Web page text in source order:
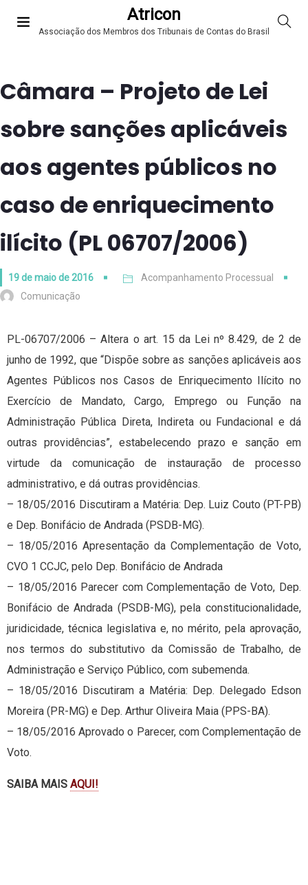
Atricon
Associação dos Membros dos Tribunais de Contas do Brasil
Câmara – Projeto de Lei
sobre sanções aplicáveis
aos agentes públicos no
caso de enriquecimento
ilícito (PL 06707/2006)
19 de maio de 2016
Acompanhamento Processual
Comunicação
PL-06707/2006 – Altera o art. 15 da Lei nº 8.429, de 2 de
junho de 1992, que “Dispõe sobre as sanções aplicáveis aos
Agentes Públicos nos Casos de Enriquecimento Ilícito no
Exercício de Mandato, Cargo, Emprego ou Função na
Administração Pública Direta, Indireta ou Fundacional e dá
outras providências”, estabelecendo prazo e sanção em
virtude da comunicação de instauração de processo
administrativo, e dá outras providências.
– 18/05/2016 Discutiram a Matéria: Dep. Luiz Couto (PT-PB)
e Dep. Bonifácio de Andrada (PSDB-MG).
– 18/05/2016 Apresentação da Complementação de Voto,
CVO 1 CCJC, pelo Dep. Bonifácio de Andrada
– 18/05/2016 Parecer com Complementação de Voto, Dep.
Bonifácio de Andrada (PSDB-MG), pela constitucionalidade,
juridicidade, técnica legislativa e, no mérito, pela aprovação,
nos termos do substitutivo da Comissão de Trabalho, de
Administração e Serviço Público, com subemenda.
– 18/05/2016 Discutiram a Matéria: Dep. Delegado Edson
Moreira (PR-MG) e Dep. Arthur Oliveira Maia (PPS-BA).
– 18/05/2016 Aprovado o Parecer, com Complementação de
Voto.
SAIBA MAIS AQUI!